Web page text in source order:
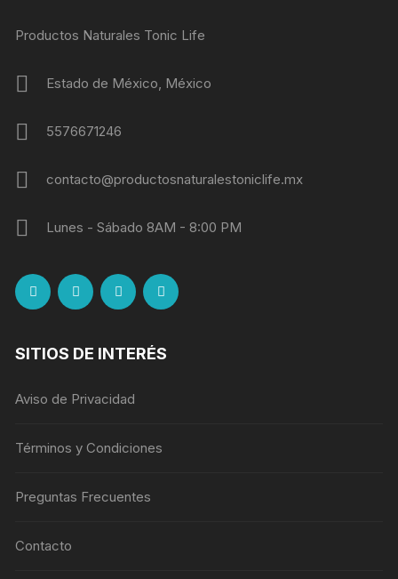
Productos Naturales Tonic Life
Estado de México, México
5576671246
contacto@productosnaturalestoniclife.mx
Lunes - Sábado 8AM - 8:00 PM
SITIOS DE INTERÉS
Aviso de Privacidad
Términos y Condiciones
Preguntas Frecuentes
Contacto